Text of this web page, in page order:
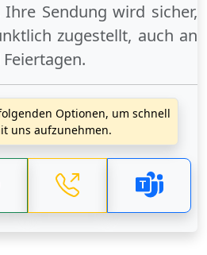
Sendung wird sicher,
zugestellt, auch an
Feiertagen.
Optionen, um schnell
uns aufzunehmen.